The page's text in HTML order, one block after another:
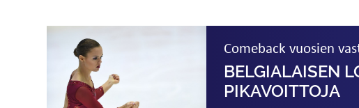
Comeback vuosien
BELGIALAISEN
PIKAVOITTOJA